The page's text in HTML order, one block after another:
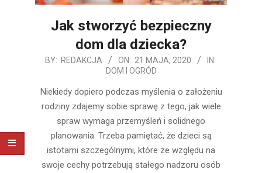
Jak stworzyć bezpieczny
dom dla dziecka?
2020-
21
BY: REDAKCJA ON: 21 MAJA, 2020
IN:
DOM I OGRÓD
Niekiedy dopiero podczas myślenia o założeniu
rodziny zdajemy sobie sprawę z tego, jak wiele
spraw wymaga przemyśleń i solidnego
planowania. Trzeba pamiętać, że dzieci są
istotami szczególnymi, które ze względu na
swoje cechy potrzebują stałego nadzoru osób